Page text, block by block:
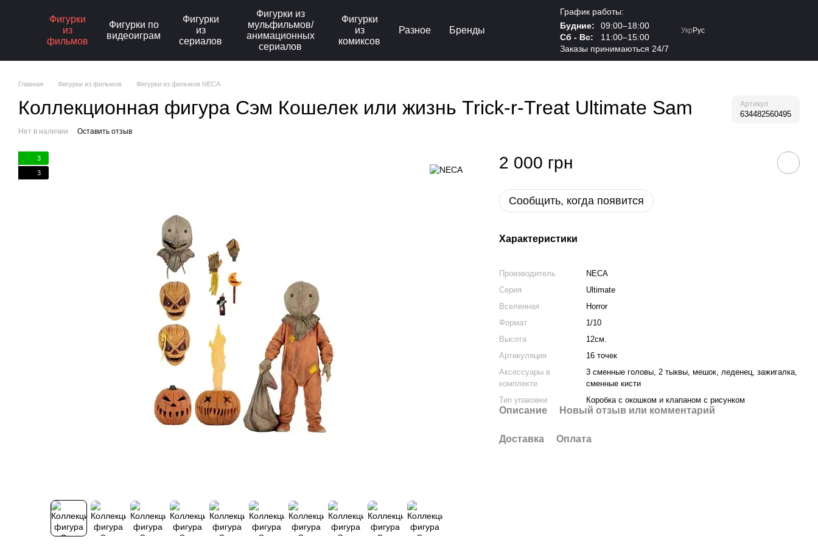
Фигурки
из
фильмов
Фигурки по
видеоиграм
Фигурки
из
сериалов
Фигурки из
мульфильмов/
анимационных
сериалов
Фигурки
из
комиксов
Разное Бренды
График работы:
Будние:
09:00–18:00
Сб - Вс:
11:00–15:00
Заказы принимаються 24/7
Укр Рус
Главная Фигурки из фильмов Фигурки из фильмов NECA
Коллекционная фигура Сэм Кошелек или жизнь Trick-r-Treat Ultimate Sam Артикул
634482560495
Нет в наличии Оставить отзыв
3
3
2 000 грн
Сообщить, когда появится
Характеристики
Производитель
NECA
Серия
Ultimate
Вселенная
Horror
Формат
1/10
Высота
12см.
Артикуляция
16 точек
Аксессуары в
комплекте
3 сменные головы, 2 тыквы, мешок, леденец, зажигалка,
сменные кисти
Тип упаковки
Коробка с окошком и клапаном с рисунком
Описание Новый отзыв или комментарий
Доставка Оплата